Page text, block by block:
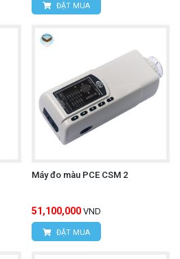
ĐẶT MUA
Máy đo màu PCE CSM 2
51,100,000 VND
ĐẶT MUA